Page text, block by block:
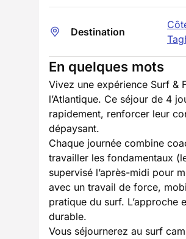
Destination
En quelques mots
Vivez une expérience Surf &
l’Atlantique. Ce séjour de 4
rapidement, renforcer leur
dépaysant.
Chaque journée combine
travailler les fondamentaux
supervisé l’après-midi pour
avec un travail de force,
pratique du surf.
durable.
Vous séjournerez au surf